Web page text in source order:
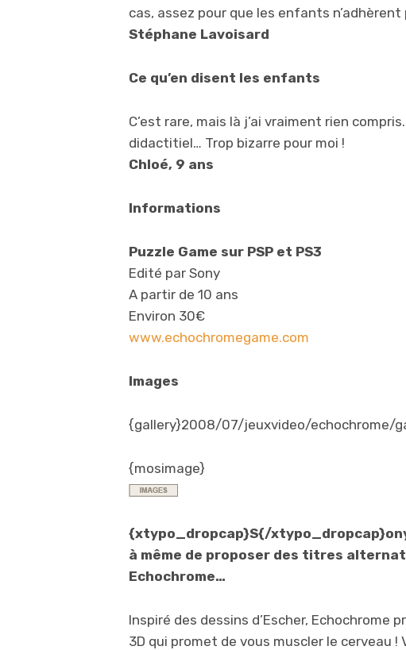
cas, assez pour que les enfants
Stéphane Lavoisard
Ce qu’en disent les enfants
C’est rare, mais là j’ai vraiment rien
didactitiel… Trop bizarre pour moi !
Chloé, 9 ans
Informations
Puzzle Game sur PSP et PS3
Edité par Sony
A partir de 10 ans
Environ 30€
www.echochromegame.com
Images
{gallery}2008/07/jeuxvideo/echochrome/
{mosimage}
{xtypo_dropcap}S{/
à même de proposer des titres
Echochrome…
Inspiré des dessins d’Escher, Echochrome
3D qui promet de vous muscler le cerveau